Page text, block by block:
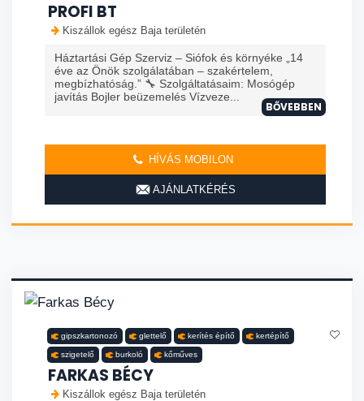
PROFI BT
Kiszállok egész Baja területén
Háztartási Gép Szerviz – Siófok és környéke „14
éve az Önök szolgálatában – szakértelem,
megbízhatóság.” 🔧 Szolgáltatásaim: Mosógép
javítás Bojler beüzemelés Vízveze...
BŐVEBBEN
HÍVÁS MOBILON
AJÁNLATKÉRÉS
gipszkartonozó glettelő kerítés építő kertépítő
szigetelő burkoló kőműves
FARKAS BÉCY
Kiszállok egész Baja területén